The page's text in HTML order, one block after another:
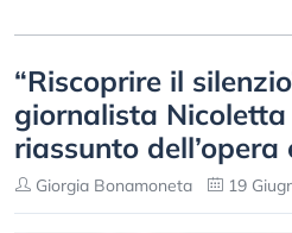
“Riscoprire il
giornalista
riassunto dell’opera
Giorgia Bonamoneta 19